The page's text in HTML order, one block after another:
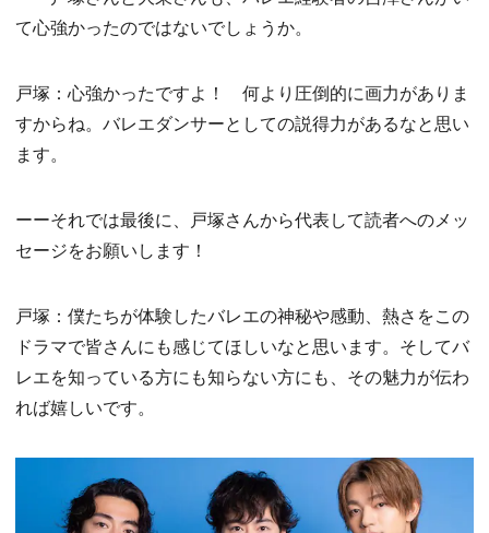
て心強かったのではないでしょうか。
戸塚：心強かったですよ！ 何より圧倒的に画力がありま
すからね。バレエダンサーとしての説得力があるなと思い
ます。
ーーそれでは最後に、戸塚さんから代表して読者へのメッ
セージをお願いします！
戸塚：僕たちが体験したバレエの神秘や感動、熱さをこの
ドラマで皆さんにも感じてほしいなと思います。そしてバ
レエを知っている方にも知らない方にも、その魅力が伝わ
れば嬉しいです。